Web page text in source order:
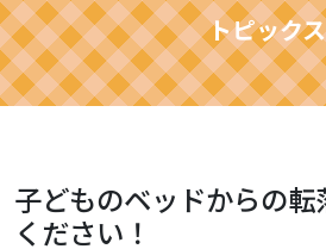
トピックス
子どものベッドからの
ください！